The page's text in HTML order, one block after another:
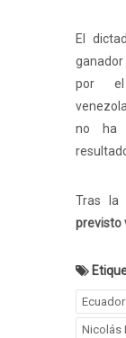
El
por el
no ha
Tras la
previsto
Ecuador
Nicolás